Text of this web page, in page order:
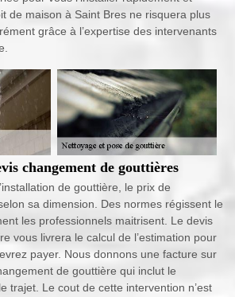
de maison à Saint Bres ne risquera plus
grâce à l’expertise des intervenants
changement de gouttières
de gouttière, le prix de
sa dimension. Des normes régissent le
les professionnels maitrisent. Le devis
vous livrera le calcul de l’estimation pour
payer. Nous donnons une facture sur
de gouttière qui inclut le
trajet. Le cout de cette intervention n’est